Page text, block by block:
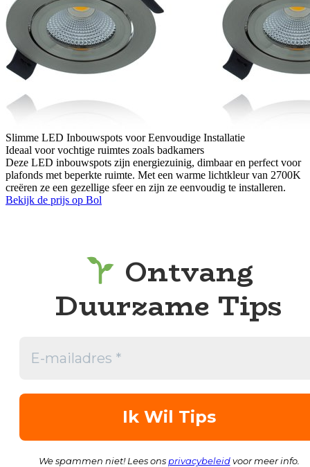
Slimme LED Inbouwspots voor Eenvoudige Installatie
Ideaal voor vochtige ruimtes zoals badkamers
Deze LED inbouwspots zijn energiezuinig, dimbaar en perfect voor
plafonds met beperkte ruimte. Met een warme lichtkleur van 2700K
creëren ze een gezellige sfeer en zijn ze eenvoudig te installeren.
Bekijk de prijs op Bol
Ontvang
Duurzame Tips
We spammen niet! Lees ons privacybeleidvoor meer info.